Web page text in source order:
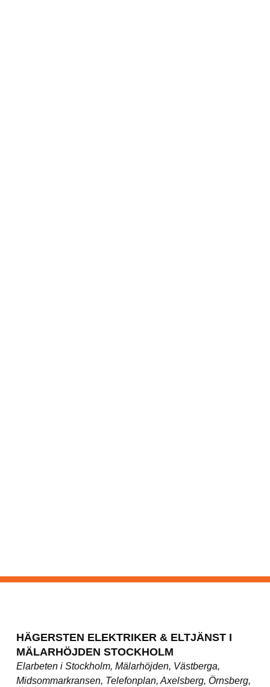
HÄGERSTEN ELEKTRIKER & ELTJÄNST I
MÄLARHÖJDEN STOCKHOLM
Elarbeten i Stockholm, Mälarhöjden, Västberga,
Midsommarkransen, Telefonplan, Axelsberg, Örnsberg,